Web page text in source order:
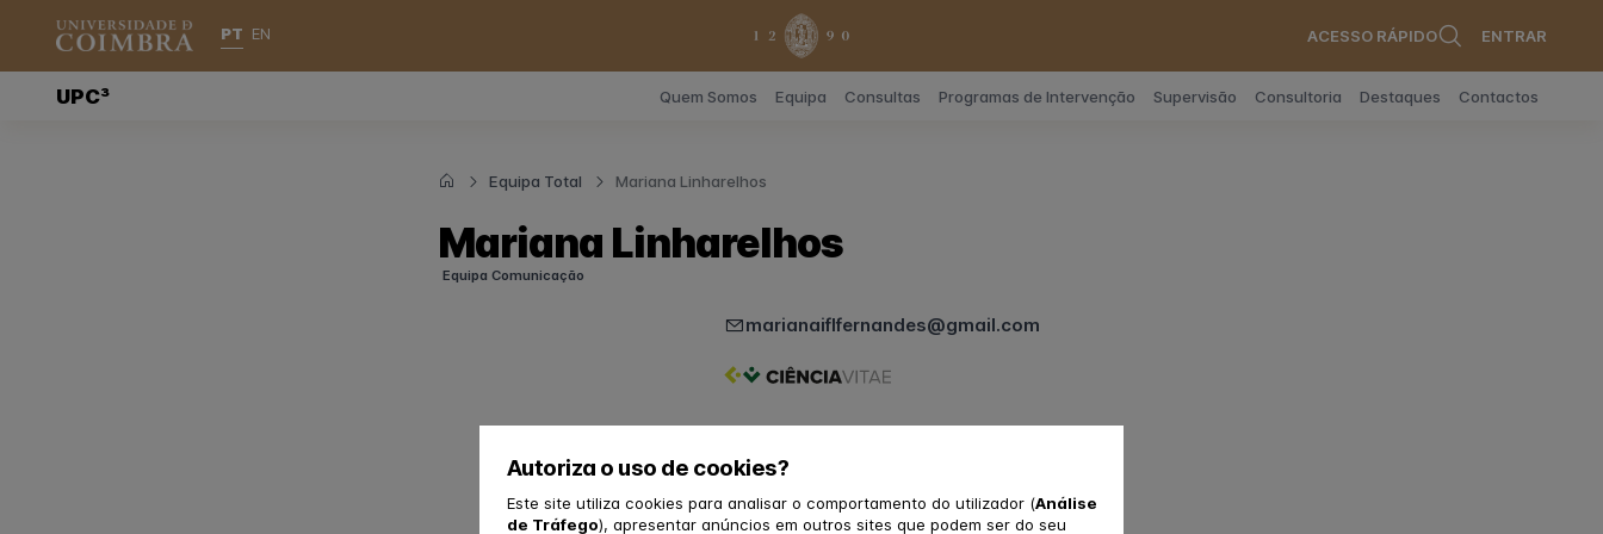
Autoriza o uso de cookies?
Este site utiliza cookies para analisar o comportamento do utilizador (Análise
de Tráfego), apresentar anúncios em outros sites que podem ser do seu
PT EN ACESSO RÁPIDO ENTRAR
UPC³ Quem Somos Equipa Consultas Programas de Intervenção Supervisão Consultoria Destaques Contactos
Equipa Total Mariana Linharelhos
Mariana Linharelhos
Equipa Comunicação
marianaiflfernandes@gmail.com